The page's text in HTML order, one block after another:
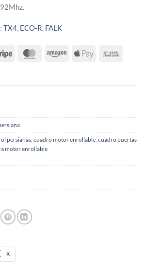
TX4, ECO-R, FALK
persianas cuadro motor enrollable cuadro puertas
motor enrollable
X